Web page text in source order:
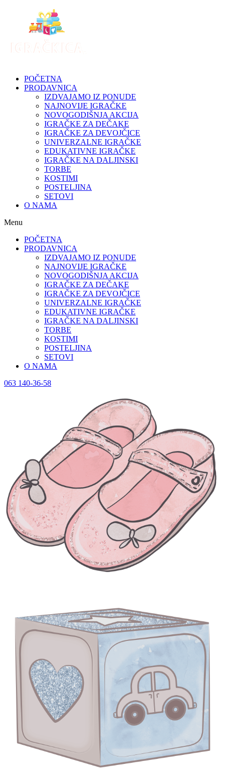
POČETNA
PRODAVNICA
IZDVAJAMO IZ PONUDE
NAJNOVIJE IGRAČKE
NOVOGODIŠNJA AKCIJA
IGRAČKE ZA DEČAKE
IGRAČKE ZA DEVOJČICE
UNIVERZALNE IGRAČKE
EDUKATIVNE IGRAČKE
IGRAČKE NA DALJINSKI
TORBE
KOSTIMI
POSTELJINA
SETOVI
O NAMA
Menu
POČETNA
PRODAVNICA
IZDVAJAMO IZ PONUDE
NAJNOVIJE IGRAČKE
NOVOGODIŠNJA AKCIJA
IGRAČKE ZA DEČAKE
IGRAČKE ZA DEVOJČICE
UNIVERZALNE IGRAČKE
EDUKATIVNE IGRAČKE
IGRAČKE NA DALJINSKI
TORBE
KOSTIMI
POSTELJINA
SETOVI
O NAMA
063 140-36-58